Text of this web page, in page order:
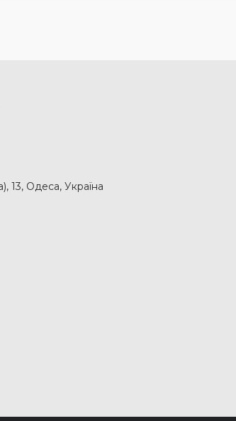
13, Одеса, Україна